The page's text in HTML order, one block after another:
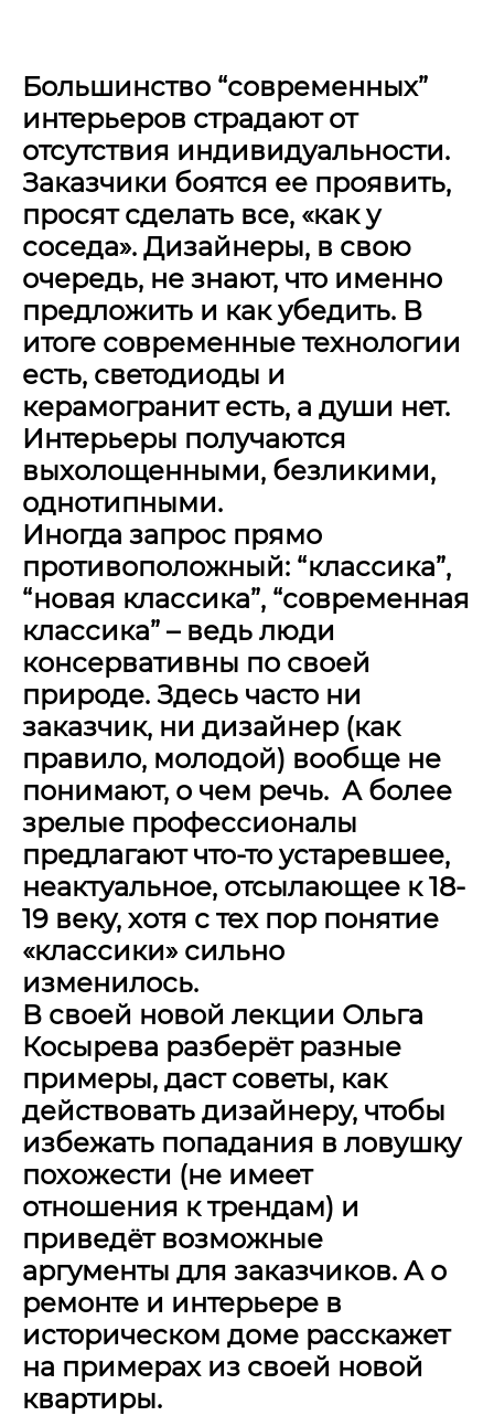
Большинство “современных”
интерьеров страдают от
отсутствия индивидуальности.
Заказчики боятся ее проявить,
просят сделать все, «как у
соседа». Дизайнеры, в свою
очередь, не знают, что именно
предложить и как убедить. В
итоге современные технологии
есть, светодиоды и
керамогранит есть, а души нет.
Интерьеры получаются
выхолощенными, безликими,
однотипными.
Иногда запрос прямо
противоположный: “классика”,
“новая классика”, “современная
классика” – ведь люди
консервативны по своей
природе. Здесь часто ни
заказчик, ни дизайнер (как
правило, молодой) вообще не
понимают, о чем речь. А более
зрелые профессионалы
предлагают что-то устаревшее,
неактуальное, отсылающее к 18-
19 веку, хотя с тех пор понятие
«классики» сильно
изменилось.
В своей новой лекции Ольга
Косырева разберёт разные
примеры, даст советы, как
действовать дизайнеру, чтобы
избежать попадания в ловушку
похожести (не имеет
отношения к трендам) и
приведёт возможные
аргументы для заказчиков. А о
ремонте и интерьере в
историческом доме расскажет
на примерах из своей новой
квартиры.